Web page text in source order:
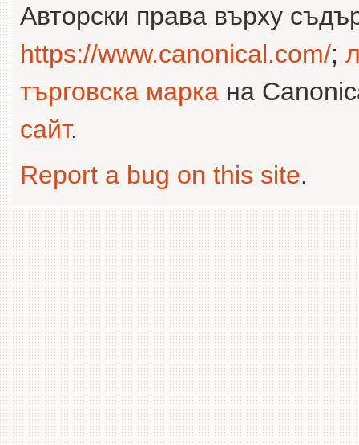
Авторски права върху
https://www.canonical.com/;
търговска марка на
сайт.
Report a bug on this site.